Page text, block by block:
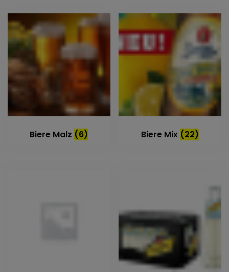
Biere Malz (6) Biere Mix (22)